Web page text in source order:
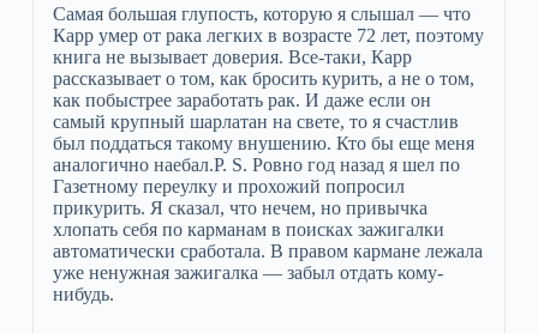
Самая большая глупость, которую я слышал — что
Карр умер от рака легких в возрасте 72 лет, поэтому
книга не вызывает доверия. Все-таки, Карр
рассказывает о том, как бросить курить, а не о том,
как побыстрее заработать рак. И даже если он
самый крупный шарлатан на свете, то я счастлив
был поддаться такому внушению. Кто бы еще меня
аналогично наебал.P. S. Ровно год назад я шел по
Газетному переулку и прохожий попросил
прикурить. Я сказал, что нечем, но привычка
хлопать себя по карманам в поисках зажигалки
автоматически сработала. В правом кармане лежала
уже ненужная зажигалка — забыл отдать кому-
нибудь.